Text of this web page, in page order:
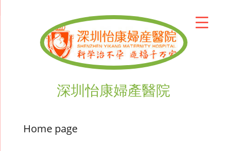
深圳怡康婦產醫院
Home page